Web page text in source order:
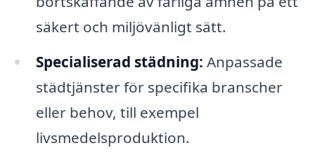
säkert och miljövänligt sätt.
Specialiserad städning: Anpassade
städtjänster för specifika branscher
eller behov, till exempel
livsmedelsproduktion.